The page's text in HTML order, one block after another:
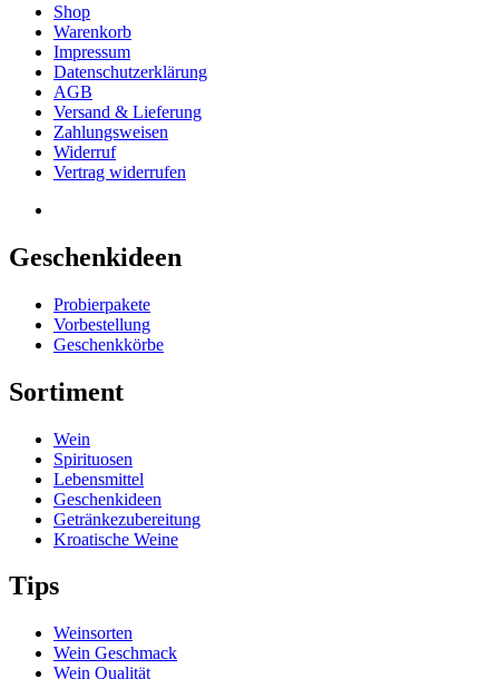
Shop
Warenkorb
Impressum
Datenschutzerklärung
AGB
Versand & Lieferung
Zahlungsweisen
Widerruf
Vertrag widerrufen
Geschenkideen
Probierpakete
Vorbestellung
Geschenkkörbe
Sortiment
Wein
Spirituosen
Lebensmittel
Geschenkideen
Getränkezubereitung
Kroatische Weine
Tips
Weinsorten
Wein Geschmack
Wein Qualität